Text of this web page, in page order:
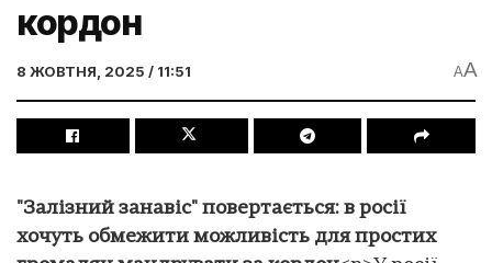
кордон
8 ЖОВТНЯ, 2025 / 11:51 AA
"Залізний занавіс" повертається: в росії
хочуть обмежити можливість для простих